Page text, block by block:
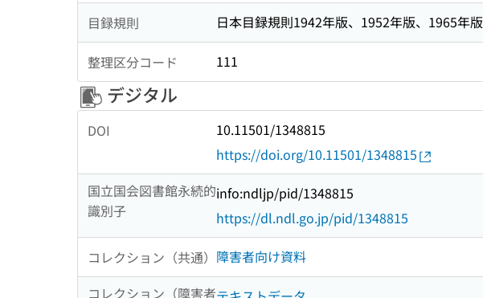
目録規則 日本目録規則1942年版、1952年版、1965年版
整理区分コード 111
デジタル
DOI
10.11501/1348815
https://doi.org/10.11501/1348815
国立国会図書館永続的
識別子
info:ndljp/pid/1348815
https://dl.ndl.go.jp/pid/1348815
コレクション（共通） 障害者向け資料
コレクション（障害者